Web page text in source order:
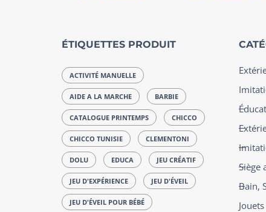
ÉTIQUETTES PRODUIT
ACTIVITÉ MANUELLE
AIDE A LA MARCHE BARBIE
CATALOGUE PRINTEMPS CHICCO
CHICCO TUNISIE CLEMENTONI
DOLU EDUCA JEU CRÉATIF
JEU D'EXPÉRIENCE JEU D'ÉVEIL
JEU D'ÉVEIL POUR BÉBÉ
Siège
Bain,
Jouets